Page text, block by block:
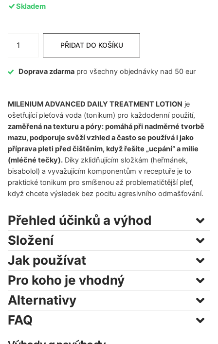
Skladem
PŘIDAT DO KOŠÍKU
Doprava zdarmapro všechny objednávky nad 50 eur
MILENIUM ADVANCED DAILY TREATMENT LOTION je
ošetřující pleťová voda (tonikum) pro každodenní použití,
zaměřená na texturu a póry: pomáhá při nadměrné tvorbě
mazu, podporuje svěží vzhled a často se používá i jako
příprava pleti před čištěním, když řešíte „ucpání“ a milie
(mléčné tečky). Díky zklidňujícím složkám (heřmánek,
bisabolol) a vyvažujícím komponentům v receptuře je to
praktické tonikum pro smíšenou až problematičtější pleť,
když chcete výsledek bez pocitu agresivního odmašťování.
Přehled účinků a výhod
Složení
Jak používat
Pro koho je vhodný
Alternativy
FAQ